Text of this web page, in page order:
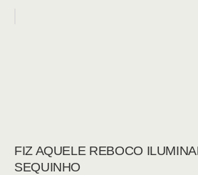
FIZ AQUELE REBOCO
SEQUINHO